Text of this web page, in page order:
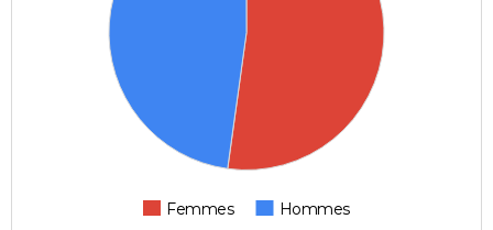
Femmes Hommes